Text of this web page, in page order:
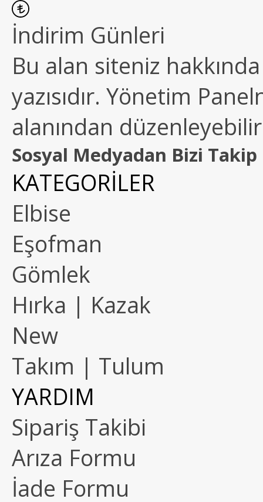
İndirim Günleri
Bu alan siteniz
yazısıdır. Yönetim
alanından
Sosyal Medyadan Bizi Takip
KATEGORİLER
Elbise
Eşofman
Gömlek
Hırka | Kazak
New
Takım | Tulum
YARDIM
Sipariş Takibi
Arıza Formu
İade Formu